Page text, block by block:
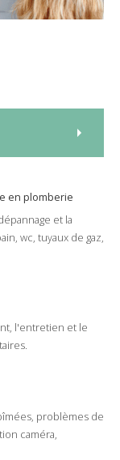
en plomberie
et la
, wc, tuyaux de gaz,
, l'entretien et le
.
, problèmes de
caméra,